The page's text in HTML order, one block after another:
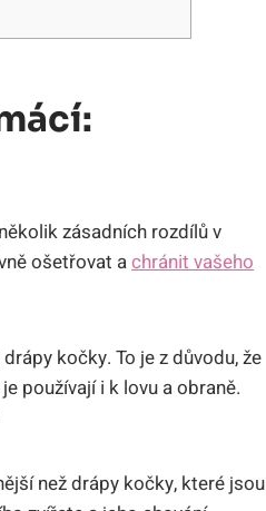
zásadních rozdílů v
ošetřovat achránit vašeho
kočky. To je z důvodu, že
používají i k lovu a obraně.
než drápy kočky, které jsou